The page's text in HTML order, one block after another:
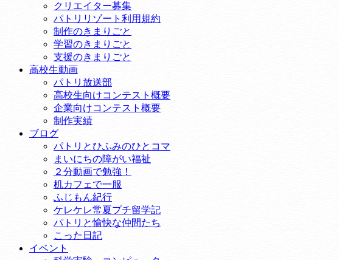
クリエイター募集
パトリリゾート利用規約
制作のきまりごと
学習のきまりごと
支援のきまりごと
高校生動画
パトリ放送部
高校生向けコンテスト概要
企業向けコンテスト概要
制作実績
ブログ
パトリとひふみのひとコマ
まいにちの障がい福祉
２分動画で勉強！
机カフェで一服
ふじもん紀行
ケレケレ常夏プチ留学記
パトリと愉快な仲間たち
こった日記
イベント